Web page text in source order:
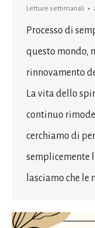
Letture settimanali
Processo di
questo mondo,
rinnovamento
La vita dello
continuo
cerchiamo di
semplicemente
lasciamo che le